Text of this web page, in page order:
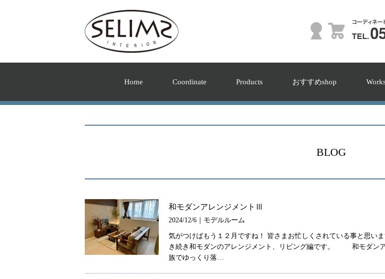
Home Coordinate Products おすすめshop
BLOG
和モダンアレンジメントⅢ
2024/12/6｜モデルルーム
気がつけばもう１２月ですね！ 皆さまお忙しくされている事と思いま
き続き和モダンのアレンジメント、リビング編です。 和モダン
族でゆっくり落…